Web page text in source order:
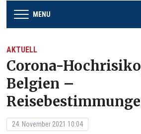
MENU
AKTUELL
Corona-
Belgien –
24. November 2021 10:04